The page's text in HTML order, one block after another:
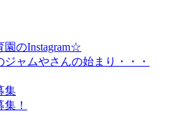
のInstagram☆
ャムやさんの始まり・・・
集
！